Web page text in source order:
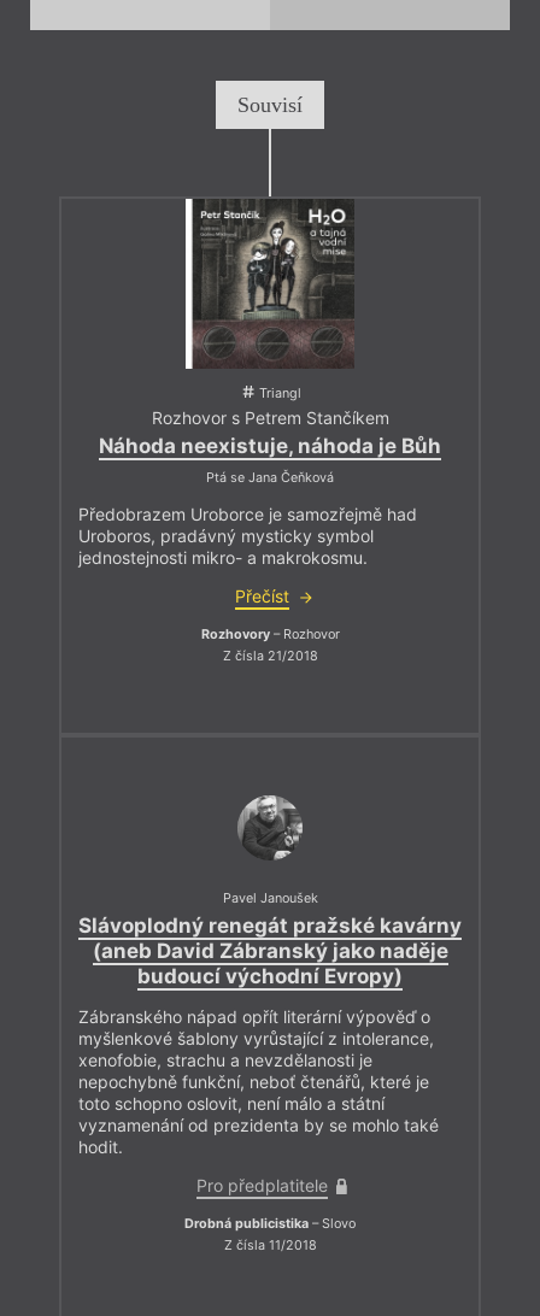
Souvisí
Triangl
Rozhovor s Petrem Stančíkem
Náhoda neexistuje, náhoda je Bůh
Ptá se Jana Čeňková
Předobrazem Uroborce je samozřejmě had
Uroboros, pradávný mysticky symbol
jednostejnosti mikro- a makrokosmu.
Přečíst
Rozhovory– Rozhovor
Z čísla 21/2018
Pavel Janoušek
Slávoplodný renegát pražské kavárny
(aneb David Zábranský jako naděje
budoucí východní Evropy)
Zábranského nápad opřít literární výpověď o
myšlenkové šablony vyrůstající z intolerance,
xenofobie, strachu a nevzdělanosti je
nepochybně funkční, neboť čtenářů, které je
toto schopno oslovit, není málo a státní
vyznamenání od prezidenta by se mohlo také
hodit.
Pro předplatitele
Drobná publicistika – Slovo
Z čísla 11/2018